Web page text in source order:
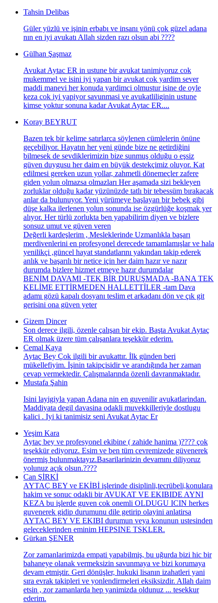
Tahsin Delibas
Güler yüzlü ve işinin erbabı ve insanı yönü çok güzel adana
nın en iyi avukatı Allah sizden razı olsun abi ????
Gülhan Şaşmaz
Avukat Aytac ER in ustune bir avukat tanimiyoruz cok
mukemmel ve isini iyi yapan bir avukat cok yardim sever
maddi manevi her konuda yardimci olmustur isine de oyle
keza cok iyi yapiyor savunmasi ve avukatliliginin ustune
kimse yoktur sonuna kadar Avukat Aytac ER....
Koray BEYRUT
Bazen tek bir kelime satırlarca söylenen cümlelerin önüne
geçebiliyor. Hayatın her yeni günde bize ne getirdiğini
bilmesek de sevdiklerimizin bize sunmuş olduğu o eşsiz
güven duygusu her daim en büyük destekçimiz oluyor. Kat
edilmesi gereken uzun yollar, zahmetli dönemeçler zafere
giden yolun olmazsa olmazları Her aşamada sizi bekleyen
zorluklar olduğu kadar yüzünüzde tatlı bir tebessüm bırakacak
anlar da bulunuyor. Yeni yürümeye başlayan bir bebek gibi
düşe kalka ilerlenen yolun sonunda ise özgürlüğe koşmak yer
alıyor. Her türlü zorlukta ben yapabilirim diyen ve bizlere
sonsuz umut ve güven veren
Değerli kardeşlerim , Mesleklerinde Uzmanlıkla başarı
merdivenlerini en profesyonel derecede tamamlamışlar ve hala
yenilikçi ,güncel hayat standatlarını yakından takip ederek
anlık ve başarılı bir netice için her daim hazır ve nazır
durumda bizlere hizmet etmeye hazır durumdalar
BENİM DAVAMI -TEK BİR DURUŞMADA -BANA TEK
KELİME ETTİRMEDEN HALLETTİLER -tam Dava
adamı gözü kapalı dosyanı teslim et arkadanı dön ve çık git
gerisini ona güven yeter
Gizem Dincer
Son derece ilgili, özenle çalışan bir ekip. Başta Avukat Aytaç
ER olmak üzere tüm çalışanlara teşekkür ederim.
Cemal Kaya
Aytaç Bey Çok ilgili bir avukattır. İlk günden beri
mükellefiyim. İşinin takipçisidir ve arandığında her zaman
cevap vermektedir. Çalışmalarında özenli davranmaktadır.
Mustafa Şahin
Isini layigiyla yapan Adana nin en guvenilir avukatlarindan.
Maddiyata degil davasina odakli muvekkilleriyle dostlugu
kalici . Iyi ki tanimisiz seni Avukat Aytac Er
Yeşim Kara
Aytaç bey ve profesyonel ekibine ( zahide hanima )???? çok
teşekkür ediyoruz. Esim ve ben tüm cevremizede güvenerek
önermiş bulunmaktayız.Basarilarinizin devamını diliyoruz
yolunuz açık olsun.????
Can ŞİRKİ
AYTAÇ BEY ve EKİBİ işlerinde disiplinli,tecrübeli,konulara
hakim ve sonuc odakli bir AVUKAT VE EKIBIDE AYNI
KEZA bu işlerde guven cok onemli OLDUGU ICIN herkes
guvenerek gidip durumunu dile getirip olayini anlatirsa
AYTAC BEY VE EKIBI durumun veya konunun ustesinden
geleceklerinden eminim HEPSINE TSKLER.
Gürkan ŞENER
Zor zamanlarimizda empati yapabilmiş, bu uğurda bizi hic bir
bahaneye olanak vermeksizin savunmaya ve bizi korumaya
devam etmiştir. Geri dönüşler, hukuki lisanın izahatleri yani
sıra evrak takipleri ve yonlendirmeleri eksiksizdir. Allah daim
etsin , zor zamanlarda hep yanimizda oldunuz ... tesekkur
ederim.